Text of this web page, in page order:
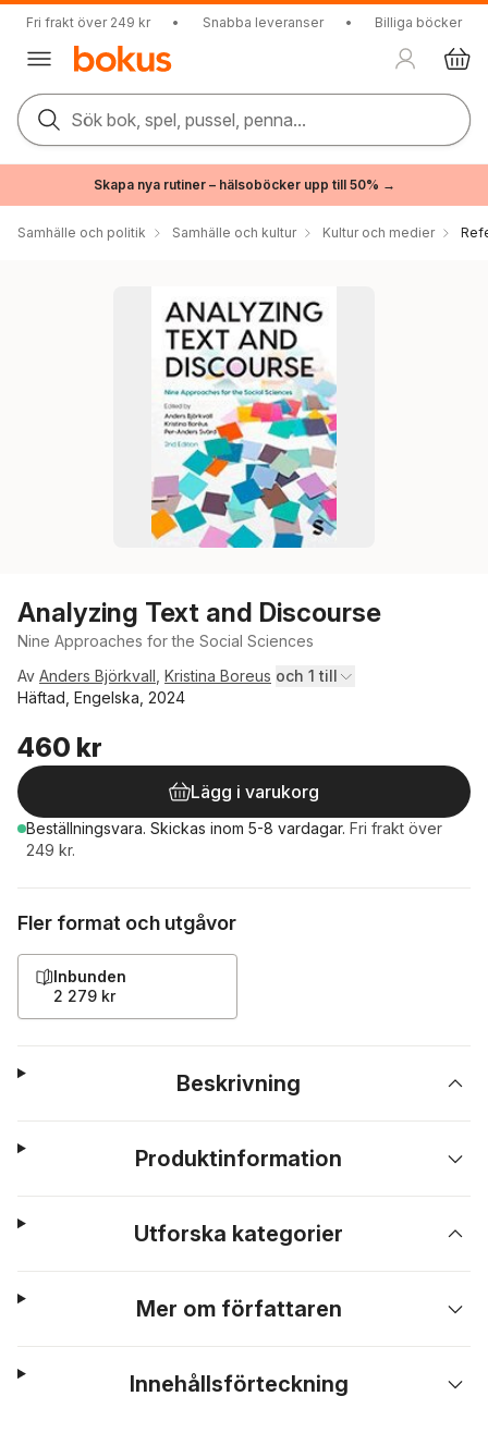
Fri frakt över 249 kr • Snabba leveranser • Billiga böcker
Sök bok, spel, pussel, penna...
Skapa nya rutiner – hälsoböcker upp till 50% →
Samhälle och politik Samhälle och kultur Kultur och medier
Analyzing Text and Discourse
Nine Approaches for the Social Sciences
Av Anders Björkvall Kristina Boreus och 1 till
Häftad, Engelska, 2024
460 kr
Lägg i varukorg
Beställningsvara. Skickas inom 5-8 vardagar. Fri frakt över
249 kr.
Fler format och utgåvor
Inbunden
2 279 kr
Beskrivning
Produktinformation
Utforska kategorier
Mer om författaren
Innehållsförteckning